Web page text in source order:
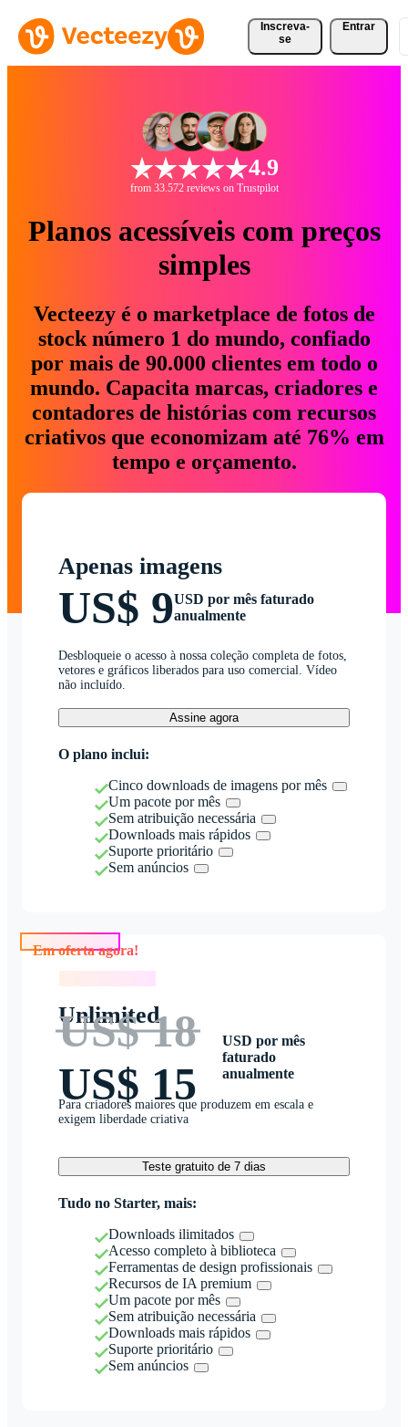
Inscreva-
se
Entrar
4.9
from 33.572 reviews on Trustpilot
Planos acessíveis com preços
simples
Vecteezy é o marketplace de fotos de
stock número 1 do mundo, confiado
por mais de 90.000 clientes em todo o
mundo. Capacita marcas, criadores e
contadores de histórias com recursos
criativos que economizam até 76% em
tempo e orçamento.
Apenas imagens
US$ 9USD por mês faturado
anualmente
Desbloqueie o acesso à nossa coleção completa de fotos,
vetores e gráficos liberados para uso comercial. Vídeo
não incluído.
Assine agora
O plano inclui:
Cinco downloads de imagens por mês
Um pacote por mês
Sem atribuição necessária
Downloads mais rápidos
Suporte prioritário
Sem anúncios
Unlimited
US$ 18
US$ 15
USD por mês
faturado
anualmente
Para criadores maiores que produzem em escala e
exigem liberdade criativa
Teste gratuito de 7 dias
Tudo no Starter, mais:
Downloads ilimitados
Acesso completo à biblioteca
Ferramentas de design profissionais
Recursos de IA premium
Um pacote por mês
Sem atribuição necessária
Downloads mais rápidos
Suporte prioritário
Sem anúncios